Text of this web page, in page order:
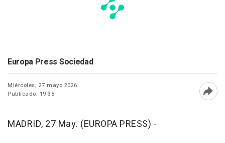
Europa Press Sociedad
Miércoles, 27 mayo 2026
Publicado: 19:35
MADRID, 27 May. (EUROPA PRESS) -